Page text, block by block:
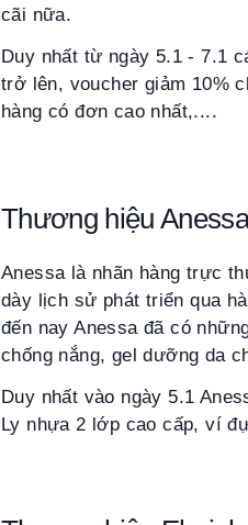
cãi nữa.
Duy nhất từ ngày 5.1 - 7.1
trở lên, voucher giảm 10%
hàng có đơn cao nhất,....
Thương hiệu Anessa
Anessa là nhãn hàng trực
dày lịch sử phát triển qua
đến nay Anessa đã có
chống nắng, gel dưỡng da
Duy nhất vào ngày 5.1
Ly nhựa 2 lớp cao cấp, ví